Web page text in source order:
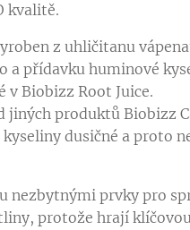
kvalitě.
z uhličitanu
a přídavku huminové
v Biobizz Root Juice.
jiných produktů Biobizz
dusičné a proto
nezbytnými prvky pro
, protože hrají